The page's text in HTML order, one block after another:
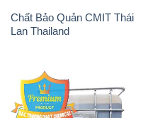
Chất Bảo Quản CMIT Thái
Lan Thailand